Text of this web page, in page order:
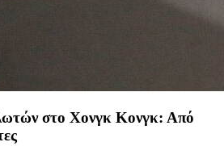
στο Χονγκ Κονγκ: Από